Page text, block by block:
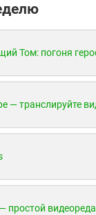
Том: погоня
простой